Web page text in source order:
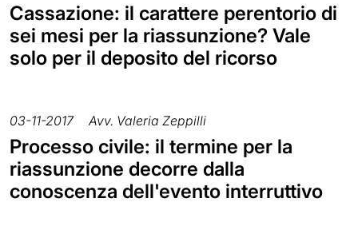
Cassazione: il carattere perentorio di
sei mesi per la riassunzione? Vale
solo per il deposito del ricorso
03-11-2017 Avv. Valeria Zeppilli
Processo civile: il termine per la
riassunzione decorre dalla
conoscenza dell'evento interruttivo